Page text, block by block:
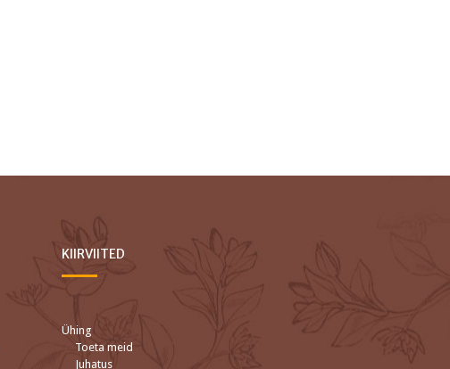
KIIRVIITED
Ühing
Toeta meid
Juhatus